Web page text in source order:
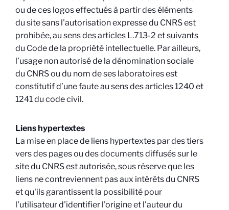
ou de ces logos effectués à partir des éléments
du site sans l'autorisation expresse du CNRS est
prohibée, au sens des articles L.713-2 et suivants
du Code de la propriété intellectuelle. Par ailleurs,
l’usage non autorisé de la dénomination sociale
du CNRS ou du nom de ses laboratoires est
constitutif d’une faute au sens des articles 1240 et
1241 du code civil.
Liens hypertextes
La mise en place de liens hypertextes par des tiers
vers des pages ou des documents diffusés sur le
site du CNRS est autorisée, sous réserve que les
liens ne contreviennent pas aux intérêts du CNRS
et qu'ils garantissent la possibilité pour
l'utilisateur d'identifier l'origine et l'auteur du